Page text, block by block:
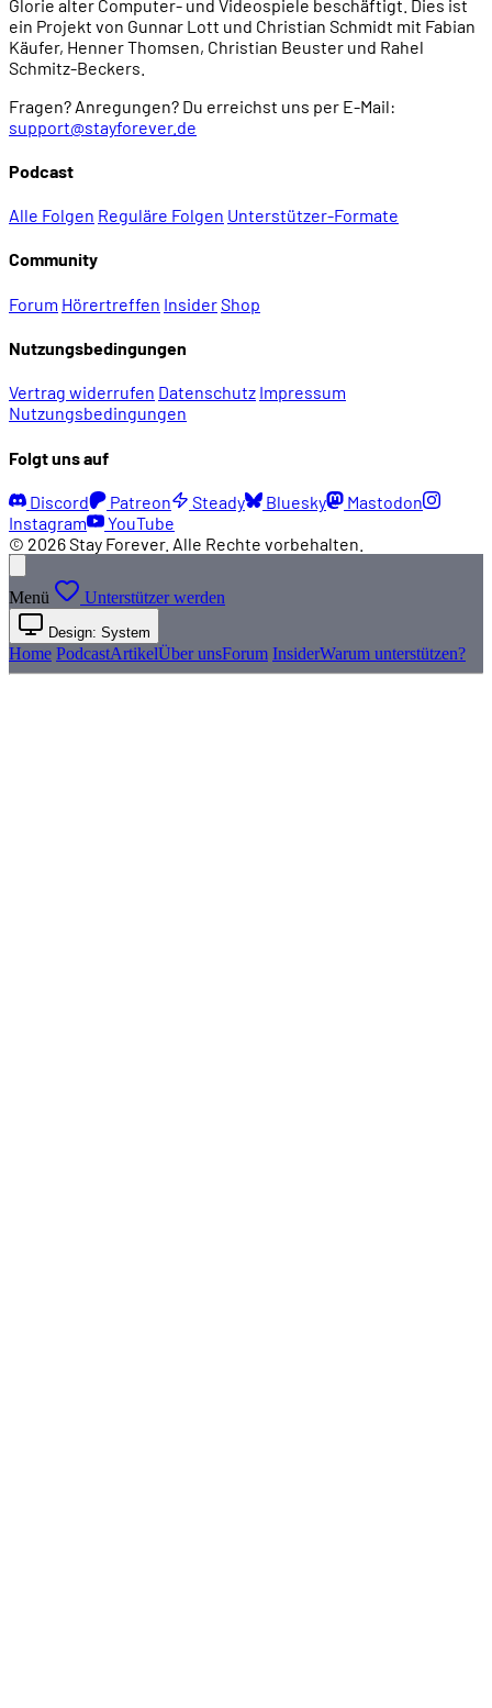
Glorie alter Computer- und Videospiele beschäftigt. Dies ist
ein Projekt von Gunnar Lott und Christian Schmidt mit Fabian
Käufer, Henner Thomsen, Christian Beuster und Rahel
Schmitz-Beckers.
Fragen? Anregungen? Du erreichst uns per E-Mail:
support@stayforever.de
Podcast
Alle Folgen Reguläre Folgen Unterstützer-Formate
Community
Forum Hörertreffen InsiderShop
Nutzungsbedingungen
Vertrag widerrufen Datenschutz Impressum
Nutzungsbedingungen
Folgt uns auf
Discord Patreon Steady Bluesky
Mastodon
Instagram
YouTube
© 2026 Stay Forever. Alle Rechte vorbehalten.
Menü Unterstützer werden
Design: System
Home PodcastArtikelÜber unsForum InsiderWarum unterstützen?